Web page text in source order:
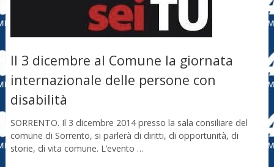
Il 3 dicembre al Comune la giornata
internazionale delle persone con
disabilità
SORRENTO. Il 3 dicembre 2014 presso la sala consiliare del
comune di Sorrento, si parlerà di diritti, di opportunità, di
storie, di vita comune. L’evento …